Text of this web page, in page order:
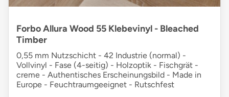
Forbo Allura Wood 55 Klebevinyl - Bleached
Timber
0,55 mm Nutzschicht - 42 Industrie (normal) -
Vollvinyl - Fase (4-seitig) - Holzoptik - Fischgrät -
creme - Authentisches Erscheinungsbild - Made in
Europe - Feuchtraumgeeignet - Rutschfest